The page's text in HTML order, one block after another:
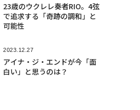
23歳のウクレレ奏者RIO。4弦
で追求する「奇跡の調和」と
可能性
2023.12.27
アイナ・ジ・エンドが今「面
白い」と思うのは？